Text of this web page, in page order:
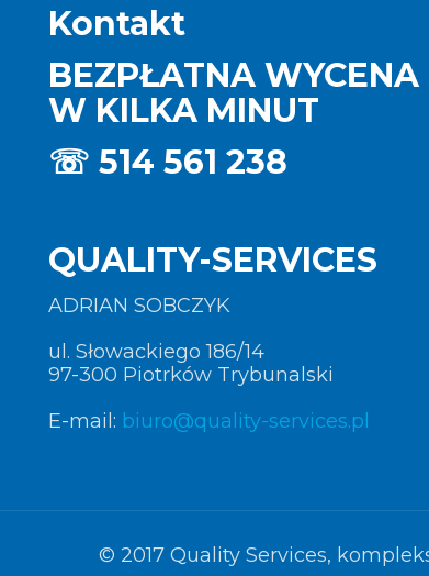
Kontakt
BEZPŁATNA WYCENA
W KILKA MINUT
☏ 514 561 238
QUALITY-SERVICES
ADRIAN SOBCZYK
ul. Słowackiego 186/14
97-300 Piotrków Trybunalski
E-mail: biuro@quality-services.pl
© 2017 Quality Services,